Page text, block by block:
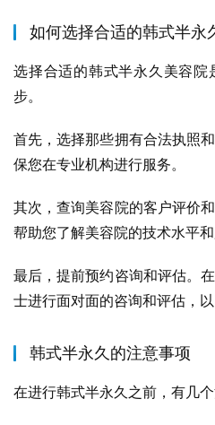
如何选择合适的韩式半永
选择合适的韩式半永久美容院
步。
首先，选择那些拥有合法执照
保您在专业机构进行服务。
其次，查询美容院的客户评价
帮助您了解美容院的技术水平和
最后，提前预约咨询和评估。
士进行面对面的咨询和评估，
韩式半永久的注意事项
在进行韩式半永久之前，有几